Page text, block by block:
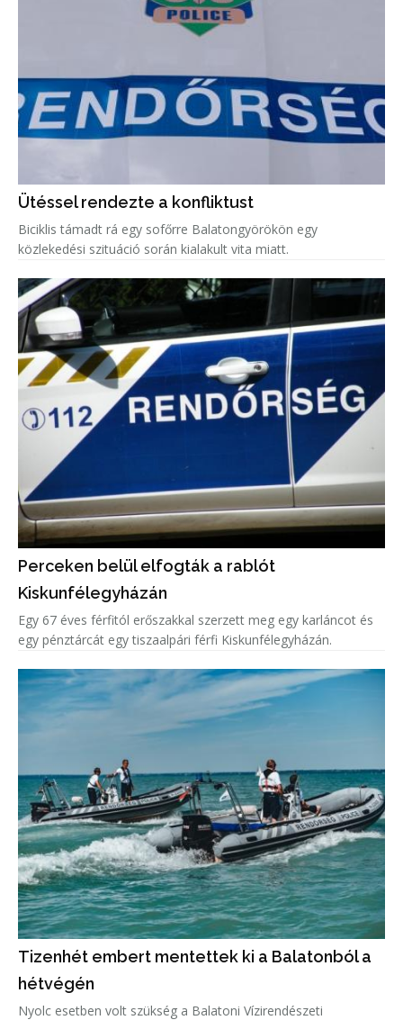
Ütéssel rendezte a konfliktust
Biciklis támadt rá egy sofőrre Balatongyörökön egy
közlekedési szituáció során kialakult vita miatt.
Perceken belül elfogták a rablót
Kiskunfélegyházán
Egy 67 éves férfitól erőszakkal szerzett meg egy karláncot és
egy pénztárcát egy tiszaalpári férfi Kiskunfélegyházán.
Tizenhét embert mentettek ki a Balatonból a
hétvégén
Nyolc esetben volt szükség a Balatoni Vízirendészeti